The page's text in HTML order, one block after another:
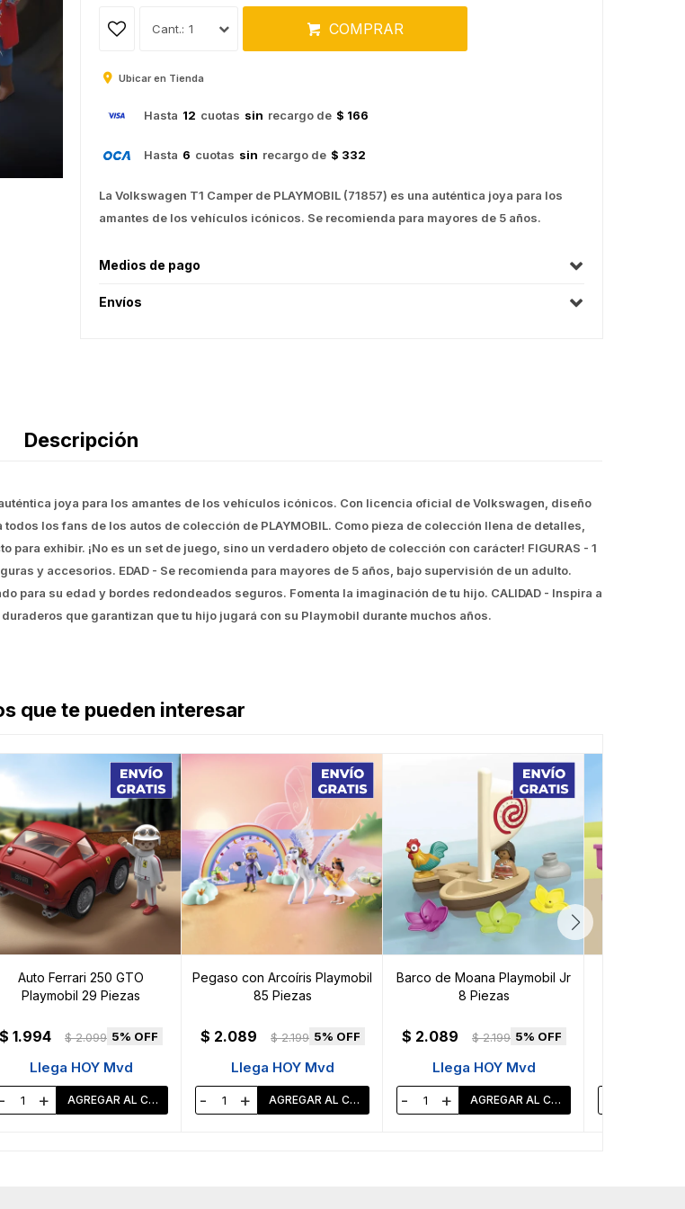
1 COMPRAR
Ubicar en Tienda
Hasta 12 cuotas sin recargo de $ 166
Hasta 6 cuotas sin recargo de $ 332
La Volkswagen T1 Camper de PLAYMOBIL (71857) es una auténtica joya para los
amantes de los vehículos icónicos. Se recomienda para mayores de 5 años.
Medios de pago
Envíos
Descripción
auténtica joya para los amantes de los vehículos icónicos. Con licencia oficial de Volkswagen, diseño
los fans de los autos de colección de PLAYMOBIL. Como pieza de colección llena de detalles,
exhibir. ¡No es un set de juego, sino un verdadero objeto de colección con carácter! FIGURAS - 1
y accesorios. EDAD - Se recomienda para mayores de 5 años, bajo supervisión de un adulto.
para su edad y bordes redondeados seguros. Fomenta la imaginación de tu hijo. CALIDAD - Inspira a
que garantizan que tu hijo jugará con su Playmobil durante muchos años.
que te pueden interesar
Auto Ferrari 250 GTO
Playmobil 29 Piezas
$ 1.994 $ 2.099 5
Llega HOY Mvd
- +
Pegaso con Arcoíris Playmobil
85 Piezas
$ 2.089 $ 2.199 5
Llega HOY Mvd
- +
Barco de Moana Playmobil Jr
8 Piezas
$ 2.089 $ 2.199 5
Llega HOY Mvd
- +